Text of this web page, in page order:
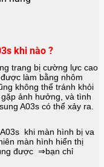
khi nào ?
trang bị cường lực cao
làm bằng nhôm
không thể tránh khỏi
ảnh hưởng, và tình
A03s có thể xảy ra.
khi màn hình bị va
màn hình hiển thị
được ⇒bạn chỉ